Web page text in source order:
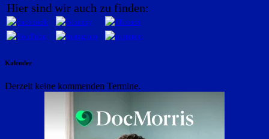
Hier sind wir auch zu finden:
Kalender
Derzeit keine kommenden Termine.